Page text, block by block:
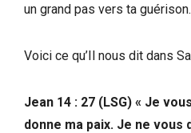
un grand pas vers ta guérison.
Voici ce qu’Il nous dit dans
Jean 14 : 27 (LSG) « Je
donne ma paix. Je ne vous